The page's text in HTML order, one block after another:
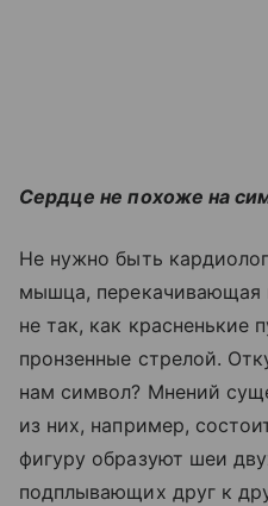
Сердце не похоже на
Не нужно быть
мышца, перекачивающая
не так, как красненькие
пронзенные стрелой.
нам символ? Мнений
из них, например,
фигуру образуют шеи
подплывающих друг к